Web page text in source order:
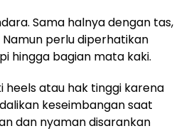
Sama halnya dengan tas,
perlu diperhatikan
hingga bagian mata kaki.
heels atau hak tinggi karena
keseimbangan saat
dan nyaman disarankan